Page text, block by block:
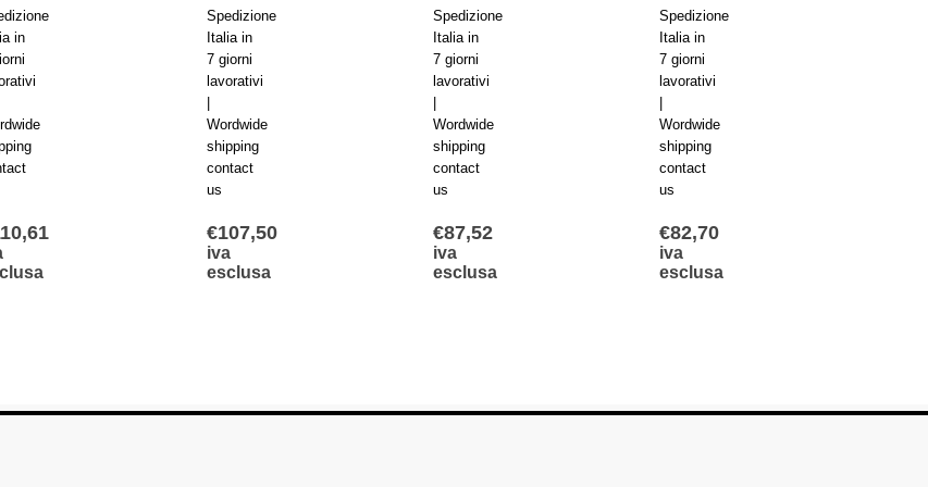
in
Spedizione
Italia in
7 giorni
lavorativi
Wordwide
shipping
contact
us
€107,50
iva
esclusa
Spedizione
Italia in
7 giorni
lavorativi
Wordwide
shipping
contact
us
€87,52
iva
esclusa
Spedizione
Italia in
7 giorni
lavorativi
Wordwide
shipping
contact
us
€82,70
iva
esclusa